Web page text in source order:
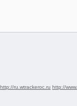
http://ru.wtrackeroc.ru http://